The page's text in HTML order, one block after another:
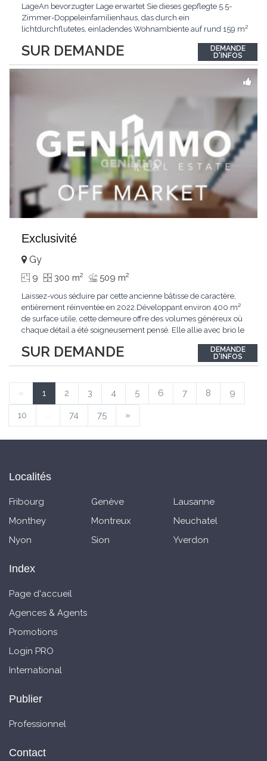
SUR DEMANDE
LageAn bevorzugter Lage erwartet Sie dieses gepflegte 5.5-
Zimmer-Doppeleinfamilienhaus, das durch ein
lichtdurchflutetes, einladendes Wohnambiente auf rund 159 m²
Liegenschaft in einem hervorragenden Zustand und vereint
zeitgemässen Wohnkomfort perfekt mit nachhaltiger
DEMANDE
D'INFOS
Exclusivité
SUR DEMANDE
Gy
9 300 m2 509 m2
Laissez-vous séduire par cette ancienne bâtisse de caractère,
entièrement réinventée en 2022.Développant environ 400 m²
de surface utile, cette demeure offre des volumes généreux où
chaque détail a été soigneusement pensé. Elle allie avec brio le
contemporaines. Sa distribution harmonieuse et fonctionnelle a
été conçue pour répondre...
DEMANDE
D'INFOS
« 1 2 3 4 5 6 7 8 9
10 ... 74 75 »
Localités
Fribourg Genève
Lausanne
Monthey
Montreux
Neuchatel
Nyon
Sion Yverdon
Index
Page d'accueil
Agences & Agents
Promotions
Login PRO
International
Publier
Professionnel
Contact